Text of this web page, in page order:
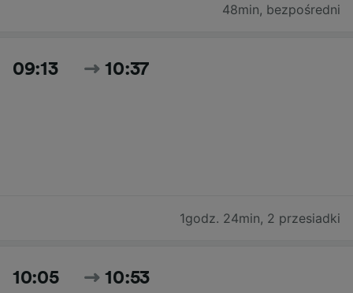
48min, bezpośredni
09:13 10:37
1godz. 24min, 2 przesiadki
10:05 10:53